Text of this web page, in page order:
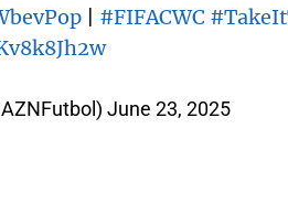
#FIFACWC
June 23, 2025